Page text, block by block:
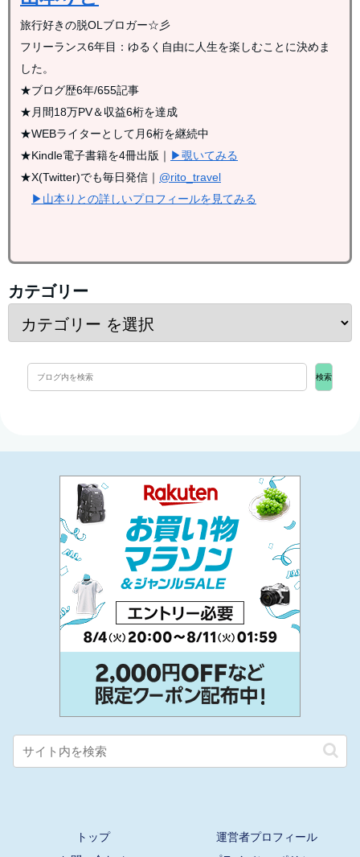
旅行好きの脱OLブロガー☆彡
フリーランス6年目：ゆるく自由に人生を楽しむことに決めま
した。
★ブログ歴6年/655記事
★月間18万PV＆収益6桁を達成
★WEBライターとして月6桁を継続中
★Kindle電子書籍を4冊出版｜ ▶覗いてみる
★X(Twitter)でも毎日発信｜ @rito_travel
▶山本りとの詳しいプロフィールを見てみる
カテゴリー
検索
トップ
運営者プロフィール